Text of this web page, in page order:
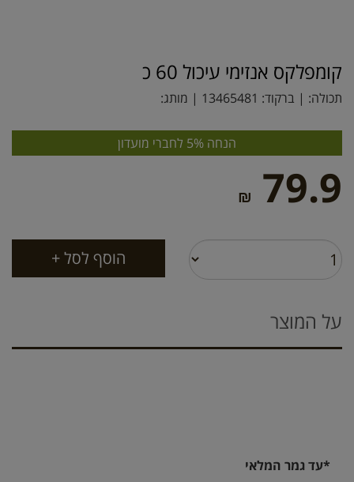
קומפלקס אנזימי עיכול 60 כ
תכולה: | ברקוד: 13465481 | מותג:
הנחה 5% לחברי מועדון
79.9
₪
על המוצר
*עד גמר המלאי